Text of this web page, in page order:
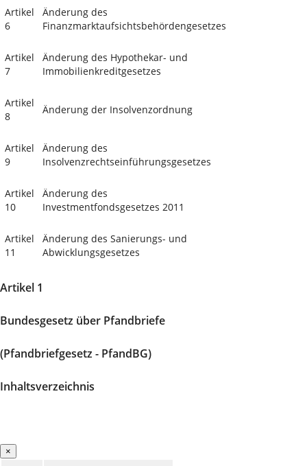
Artikel
6
Änderung des
Finanzmarktaufsichtsbehördengesetzes
Artikel
7
Änderung des Hypothekar- und
Immobilienkreditgesetzes
Artikel
8
Änderung der Insolvenzordnung
Artikel
9
Änderung des
Insolvenzrechtseinführungsgesetzes
Artikel
10
Änderung des
Investmentfondsgesetzes 2011
Artikel
11
Änderung des Sanierungs- und
Abwicklungsgesetzes
Artikel 1
Bundesgesetz über Pfandbriefe
(Pfandbriefgesetz - PfandBG)
Inhaltsverzeichnis
×